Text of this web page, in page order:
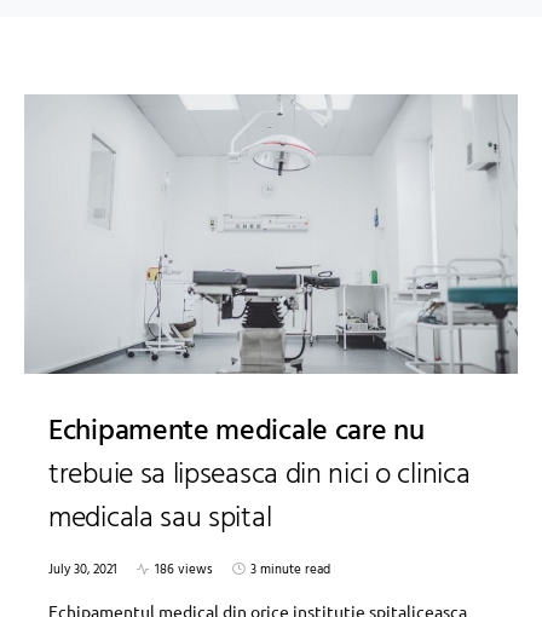
Echipamente medicale care nu
trebuie sa lipseasca din nici o clinica
medicala sau spital
July 30, 2021 186 views
3 minute read
Echipamentul medical din orice institutie spitaliceasca